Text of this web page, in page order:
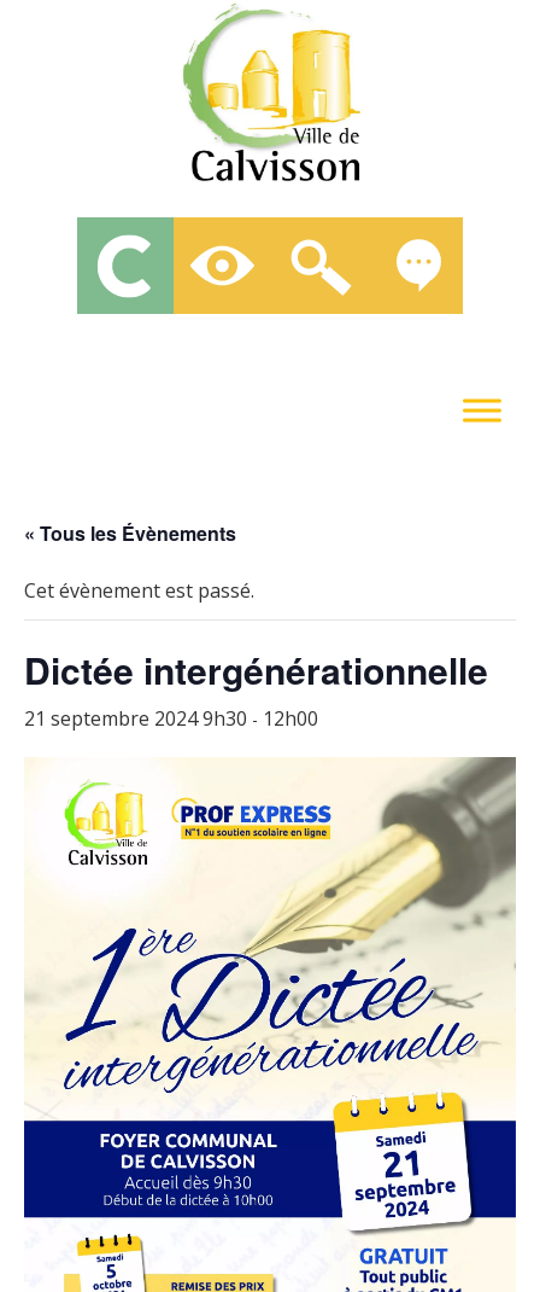
« Tous les Évènements
Cet évènement est passé.
Dictée intergénérationnelle
21 septembre 2024 9h30 - 12h00